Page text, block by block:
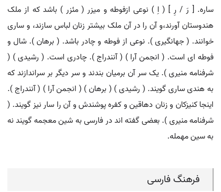
ساره. [ رَ / رِ ] ( اِ ) نوعی ازفوطه و میزر ( مئزر ) باشد که از ملک
هندوستان آورند،و آن را در آن ملک بیشتر زنان لباس سازند، و ساری
خوانند. ( جهانگیری ). نوعی از فوطه و چادر باشد. ( برهان ). شال و
فوطه ای است. ( انجمن آرا ) ( آنندراج ). چادری است. ( رشیدی ) (
شرفنامه منیری ). یک سر آن برمیان بندند و سر دیگر بر سراندازند که
به هندی ساری گویند. ( رشیدی ) ( برهان ) ( انجمن آرا ) ( آنندراج ).
اینجا کنیزکان و زنان دهاقین و کفره پوشندش و آن را سار نیز گویند. (
شرفنامه منیری ). بعضی گفته اند در فارسی به شین معجمه گویند نه
به سین مهمله.
فرهنگ فارسی